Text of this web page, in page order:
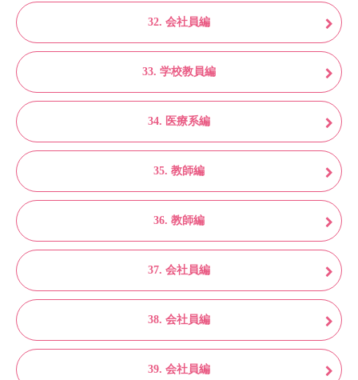
32. 会社員編
33. 学校教員編
34. 医療系編
35. 教師編
36. 教師編
37. 会社員編
38. 会社員編
39. 会社員編